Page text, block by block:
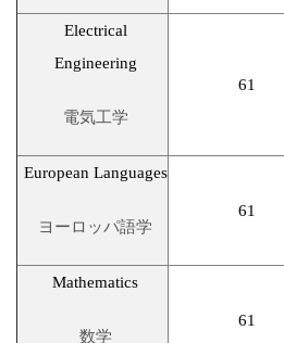
Electrical
Engineering
電気工学
61
European Languages
ヨーロッパ語学
61
Mathematics
数学
61